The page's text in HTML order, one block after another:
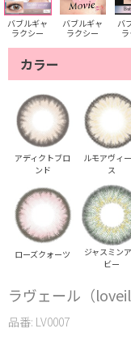
バブルギャ
ラクシー
バブルギャ
ラクシー
バ
カラー
アディクトブロ
ンド
ルモアヴィ
ス
ローズクォーツ
ジャスミン
ビー
ラヴェール（loveil
品番: LV0007